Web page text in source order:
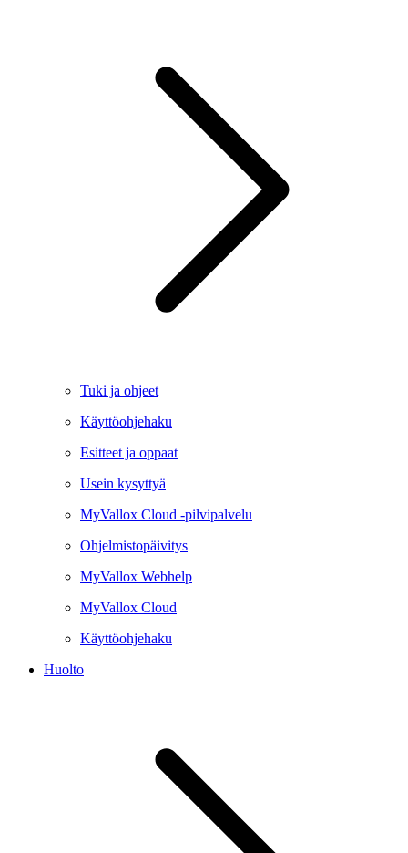
Tuki ja ohjeet
Käyttöohjehaku
Esitteet ja oppaat
Usein kysyttyä
MyVallox Cloud -pilvipalvelu
Ohjelmistopäivitys
MyVallox Webhelp
MyVallox Cloud
Käyttöohjehaku
Huolto